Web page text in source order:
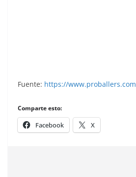
Fuente: https://www.proballers.com
Comparte esto:
Facebook X